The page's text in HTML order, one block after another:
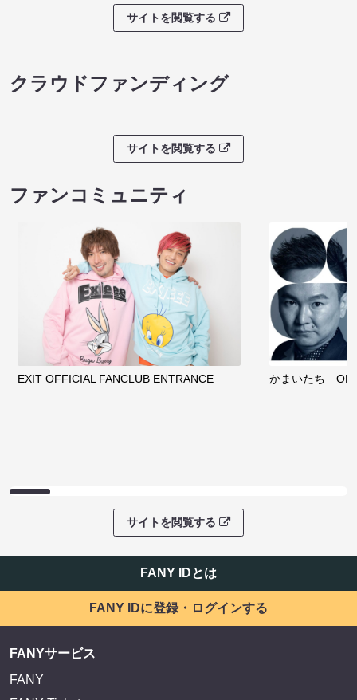
サイトを閲覧する
クラウドファンディング
サイトを閲覧する
ファンコミュニティ
EXIT OFFICIAL FANCLUB ENTRANCE かまいたち
サイトを閲覧する
FANY IDとは
FANY IDに登録・ログインする
FANYサービス
FANY